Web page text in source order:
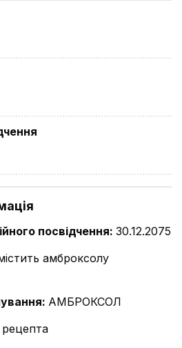
посвідчення: 30.12.2075
амброксолу
: АМБРОКСОЛ
рецепта